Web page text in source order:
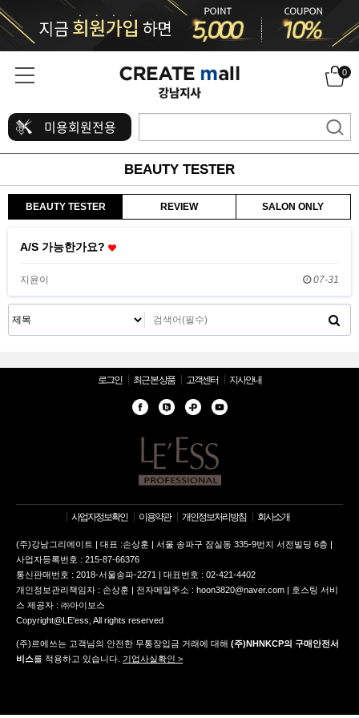
0
미용회원전용
BEAUTY TESTER
BEAUTY TESTER REVIEW SALON ONLY
A/S 가능한가요?
지윤이 07-31
로그인 최근 본 상품 고객센터 지사안내
사업자정보확인 이용약관 개인정보처리방침 회사소개
(주)강남그리에이트 | 대표 :손상훈 | 서울 송파구 잠실동 335-9번지 서전빌딩 6층 |
사업자등록번호 : 215-87-66376
통신판매번호 : 2018-서울송파-2271 | 대표번호 : 02-421-4402
개인정보관리책임자 : 손상훈 | 전자메일주소 : hoon3820@naver.com | 호스팅 서비
스 제공자 : ㈜아이보스
Copyright@LE'ess, All rights reserved
(주)르에쓰는 고객님의 안전한 무통장입금 거래에 대해 (주)NHNKCP의 구매안전서
비스를 적용하고 있습니다. 기업사실확인 >